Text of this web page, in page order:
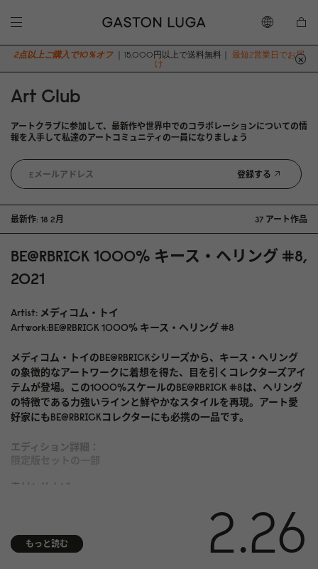
2点以上ご購入で10％オフ ｜15,000円以上で送料無料｜ 最短2営業日でお届
け
Art Club
アートクラブに参加して、最新作や世界中でのコラボレーションについての情
報を入手して私達のアートコミュニティの一員になりましょう
登録する
最新作: 18 2月 37 アート作品
BE@RBRICK 1000% キース・ヘリング #8,
2021
Artist: メディコム・トイ
Artwork:BE@RBRICK 1000% キース・ヘリング #8
メディコム・トイのBE@RBRICKシリーズから、キース・ヘリング
の象徴的なアートワークに着想を得た、目を引くコレクターズアイ
テムが登場。この1000%スケールのBE@RBRICK #8は、ヘリング
の特徴である力強いラインと鮮やかなスタイルを再現。アート愛
好家にもBE@RBRICKコレクターにも必携の一品です。
エディション詳細：
限定版セットの一部
素材と仕上げ：
もっと読む 2.26